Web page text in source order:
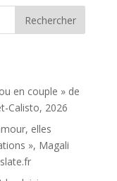
en couple » de
Calisto, 2026
elles
», Magali